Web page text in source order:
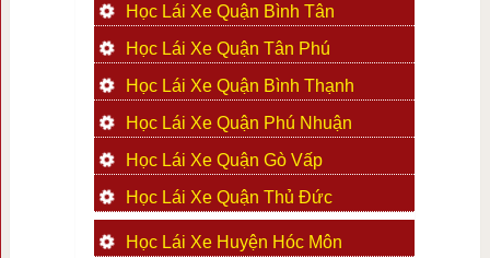
Học Lái Xe Quận Bình Tân
Học Lái Xe Quận Tân Phú
Học Lái Xe Quận Bình Thạnh
Học Lái Xe Quận Phú Nhuận
Học Lái Xe Quận Gò Vấp
Học Lái Xe Quận Thủ Đức
Học Lái Xe Huyện Hóc Môn